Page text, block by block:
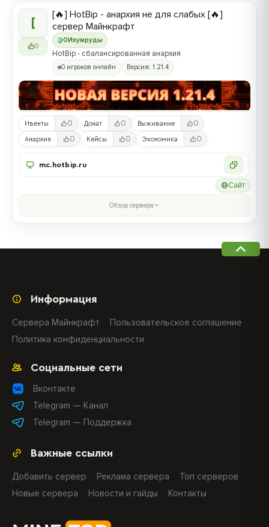
[
0
0 Изумруды
[🔥] HotBip - анархия не для слабых [🔥]
сервер Майнкрафт
HotBip - сбалансированная анархия
0 игроков онлайн Версия: 1.21.4
Ивенты 0 Донат 0 Выживание 0
Анархия 0 Кейсы 0 Экономика 0
mc.hotbip.ru
Сайт
Обзор сервера
Важные ссылки
Добавить сервер Реклама сервера
Топ серверов
Новые сервера
Новости и гайды Контакты
Социальные сети
Вконтакте
Telegram — Канал
Telegram — Поддержка
Информация
Сервера Майнкрафт
Пользовательское соглашение
Политика конфиденциальности